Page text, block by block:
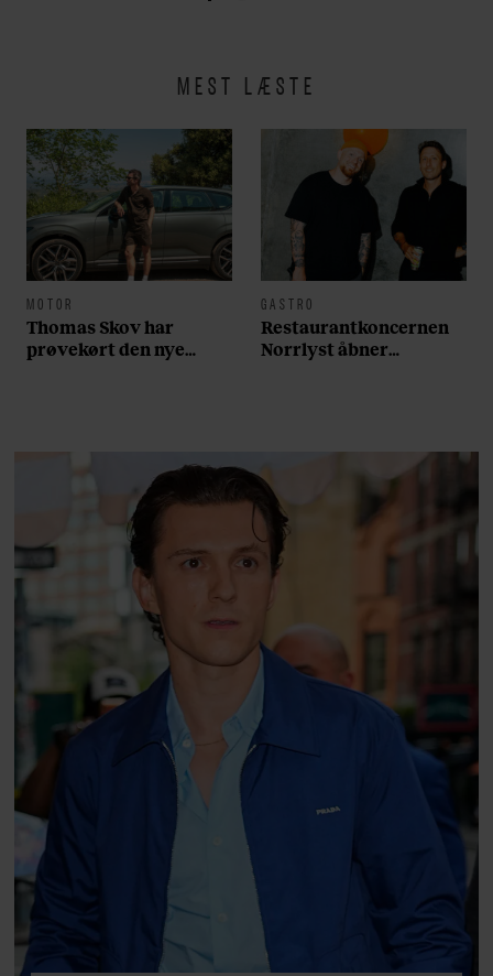
MEST LÆSTE
MOTOR
Thomas Skov har
prøvekørt den nye
GASTRO
Restaurantkoncernen
Norrlyst åbner